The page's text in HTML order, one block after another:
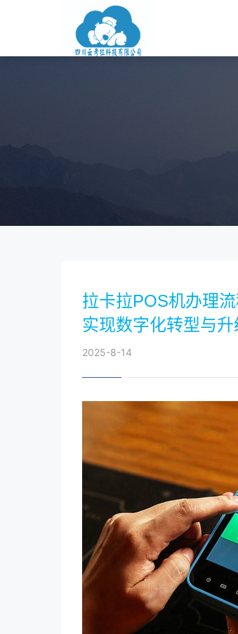
拉卡拉POS机办理
实现数字化转型与升
2025-8-14